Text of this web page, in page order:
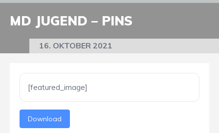
MD JUGEND – PINS
16. OKTOBER 2021
[featured_image]
Download